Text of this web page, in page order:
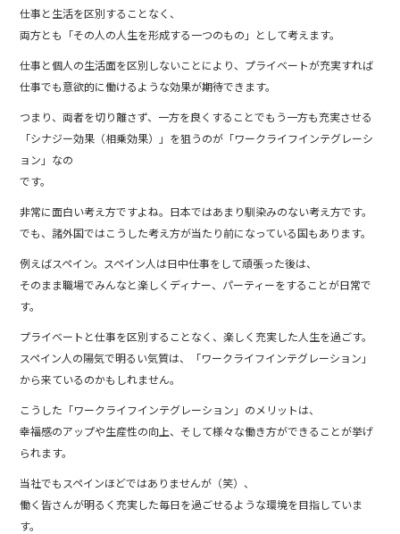
仕事と生活を区別することなく、
両方とも「その人の人生を形成する一つのもの」として考えます。
仕事と個人の生活面を区別しないことにより、プライベートが充実すれば
仕事でも意欲的に働けるような効果が期待できます。
つまり、両者を切り離さず、一方を良くすることでもう一方も充実させる
「シナジー効果（相乗効果）」を狙うのが「ワークライフインテグレーシ
ョン」なの
です。
非常に面白い考え方ですよね。日本ではあまり馴染みのない考え方です。
でも、諸外国ではこうした考え方が当たり前になっている国もあります。
例えばスペイン。スペイン人は日中仕事をして頑張った後は、
そのまま職場でみんなと楽しくディナー、パーティーをすることが日常で
す。
プライベートと仕事を区別することなく、楽しく充実した人生を過ごす。
スペイン人の陽気で明るい気質は、「ワークライフインテグレーション」
から来ているのかもしれません。
こうした「ワークライフインテグレーション」のメリットは、
幸福感のアップや生産性の向上、そして様々な働き方ができることが挙げ
られます。
当社でもスペインほどではありませんが（笑）、
働く皆さんが明るく充実した毎日を過ごせるような環境を目指していま
す。